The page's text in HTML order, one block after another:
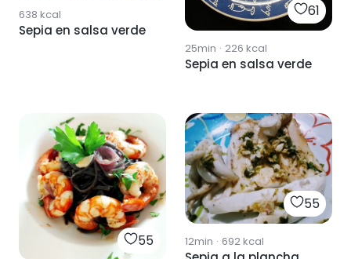
638 kcal
Sepia en salsa verde
61
25min · 226 kcal
Sepia en salsa verde
55
55
12min · 692kcal